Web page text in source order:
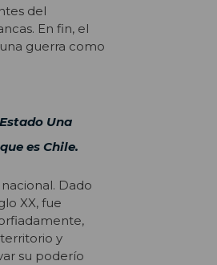
del
En fin, el
guerra como
Una
es Chile.
Dado
XX, fue
y
su poderío